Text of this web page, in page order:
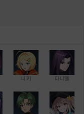
니키 다니엘